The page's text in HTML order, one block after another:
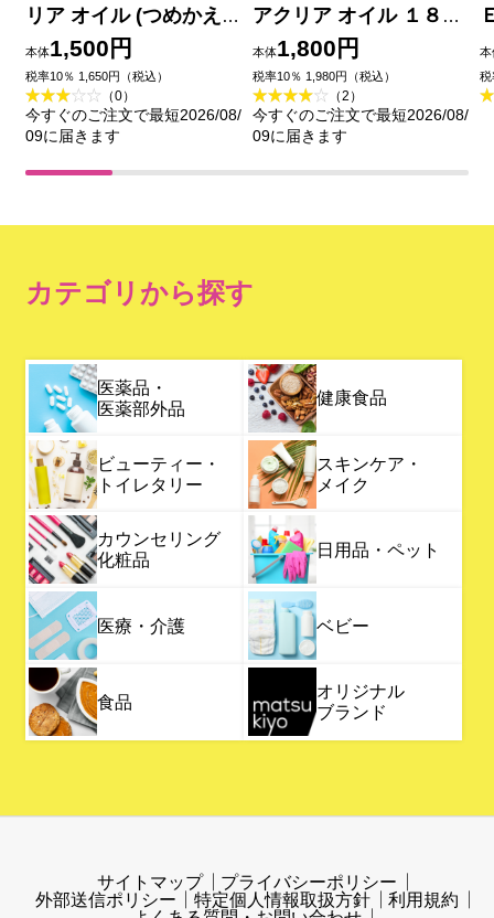
リア オイル (つめかえ
用) １６０ｍＬ コーセー
本体1,500円
税率10％ 1,650円（税込）
（0）
今すぐのご注文で最短2026/08/
09に届きます
アクリア オイル １８０
ｍＬ コーセー
本体1,800円
税率10％ 1,980円（税込）
（2）
今すぐのご注文で最短2026/08/
09に届きます
本
税
カテゴリから探す
医薬品・
医薬部外品
健康食品
ビューティー・
トイレタリー
スキンケア・
メイク
カウンセリング
化粧品
日用品・ペット
医療・介護 ベビー
食品
オリジナル
ブランド
サイトマップ
プライバシーポリシー
外部送信ポリシー
特定個人情報取扱方針
利用規約